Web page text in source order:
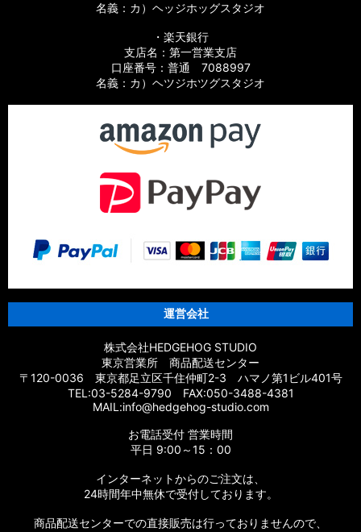
名義：カ）ヘッジホッグスタジオ
・楽天銀行
支店名：第一営業支店
口座番号：普通 7088997
名義：カ）ヘツジホツグスタジオ
運営会社
株式会社HEDGEHOG STUDIO
東京営業所 商品配送センター
〒120-0036 東京都足立区千住仲町2-3 ハマノ第1ビル401号
TEL:03-5284-9790 FAX:050-3488-4381
MAIL:info@hedgehog-studio.com
お電話受付 営業時間
平日 9:00～15：00
インターネットからのご注文は、
24時間年中無休で受付しております。
商品配送センターでの直接販売は行っておりませんので、